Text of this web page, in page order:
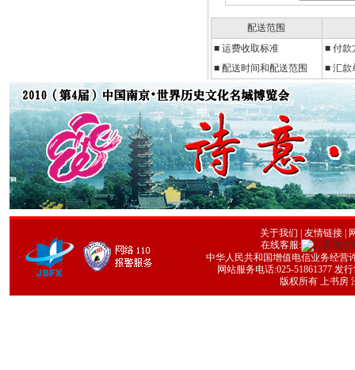
配送范围
■ 运费收取标准
■ 配送时间和配送范围
■ 付款
■ 汇款
关于我们 友情链接 |
在线客服:
中华人民共和国增值电信业务经营
网站服务电话:025-51861377 发
版权所有 上书房